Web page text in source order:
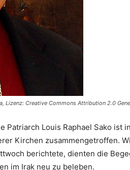
Lizenz: Creative Commons Attribution 2.0
Patriarch Louis Raphael Sako ist
Kirchen zusammengetroffen.
berichtete, dienten die
im Irak neu zu beleben.